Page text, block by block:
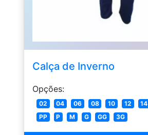
Calça de Inverno
Opções:
02 04 06 08 10 12 14
PP
P M G GG 3G